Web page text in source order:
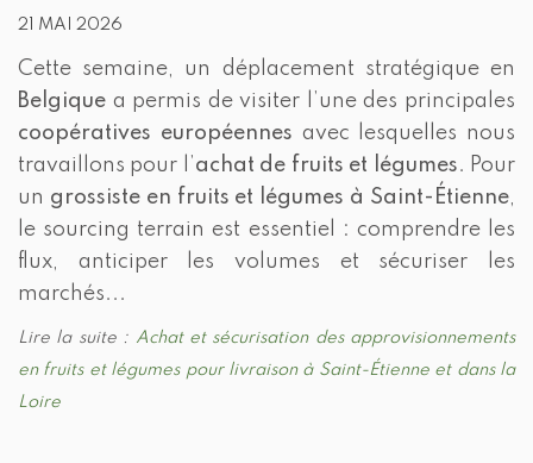
21 MAI 2026
Cette semaine, un déplacement stratégique en
Belgique a permis de visiter l’une des principales
coopératives européennes avec lesquelles nous
travaillons pour l’ achat de fruits et légumes. Pour
un grossiste en fruits et légumes à Saint-Étienne,
le sourcing terrain est essentiel : comprendre les
flux, anticiper les volumes et sécuriser les
marchés...
Lire la suite : Achat et sécurisation des approvisionnements
en fruits et légumes pour livraison à Saint-Étienne et dans la
Loire